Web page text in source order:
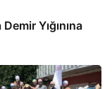
Yığınına